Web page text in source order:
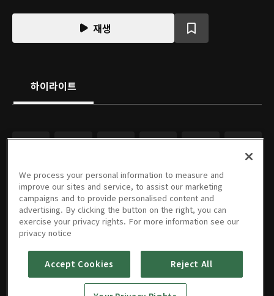
재생
하이라이트
We process your personal information to measure and
improve our sites and service, to assist our marketing
campaigns and to provide personalised content and
advertising. By clicking the button on the right, you can
exercise your privacy rights. For more information see our
privacy notice
Accept Cookies Reject All